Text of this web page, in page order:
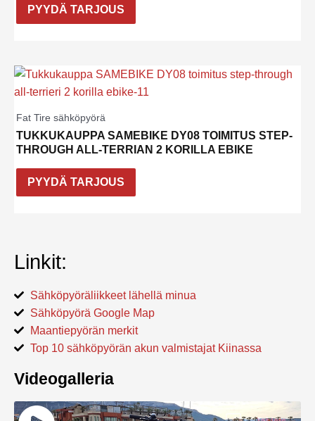
PYYDÄ TARJOUS
Fat Tire sähköpyörä
TUKKUKAUPPA SAMEBIKE DY08 TOIMITUS STEP-
THROUGH ALL-TERRIAN 2 KORILLA EBIKE
PYYDÄ TARJOUS
Linkit:
Sähköpyöräliikkeet lähellä minua
Sähköpyörä Google Map
Maantiepyörän merkit
Top 10 sähköpyörän akun valmistajat Kiinassa
Videogalleria